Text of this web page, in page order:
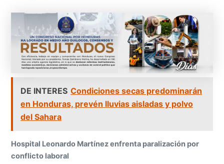
DE INTERES Condiciones secas predominarán
en Honduras, prevén lluvias aisladas y polvo
del Sahara
Hospital Leonardo Martínez enfrenta paralización por
conflicto laboral